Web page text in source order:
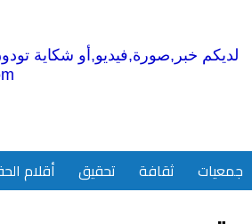
لديكم خبر,صورة,فيديو,أو شكاية
جمعيات ثقافة تحقيق أقلام